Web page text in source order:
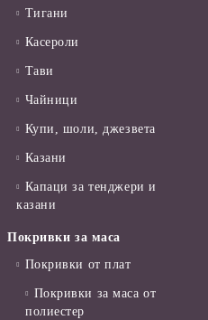
Тигани
Касероли
Тави
Чайници
Купи, шоли, джезвета
Казани
Капаци за тенджери и
казани
Покривки за маса
Покривки от плат
Покривки за маса от
полиестер